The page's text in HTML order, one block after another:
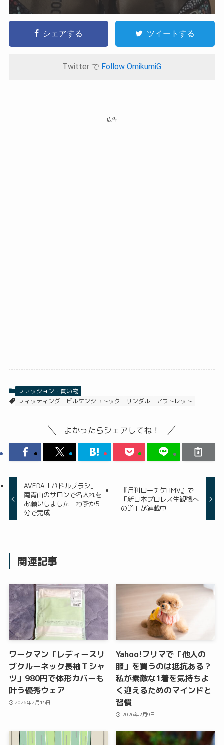
シェアする ツイートする
Twitter で Follow OmikumiG
広告
ファッション・買い物
フィッティング
ビルケンシュトック サンダル アウトレット
よかったらシェアしてね！
AVEDA「パドルブラシ」
南青山のサロンで名入れを
お願いしました わずか5
分で完成
『月刊ローチケHMV』で
「新日本プロレス生観戦へ
の道」が連載中
関連記事
ワークマン「レディースリ
ブクルーネック長袖Ｔシャ
ツ」980円で体形カバーも
叶う優秀ウェア
2026年2月15日
Yahoo!フリマで「他人の
服」を買うのは抵抗ある？
私が素敵な1着を気持ちよ
く迎えるためのマインドと
習慣
2026年2月9日